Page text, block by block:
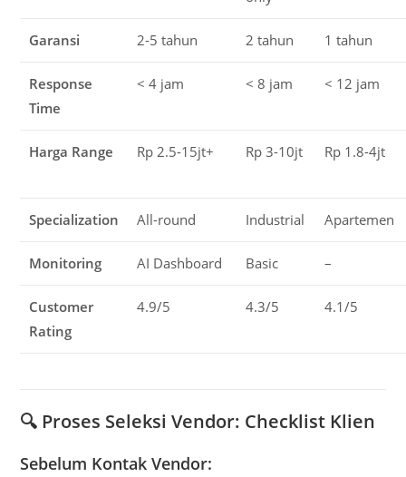
Garansi 2-5 tahun 2 tahun 1 tahun
Response
Time
< 4 jam < 8 jam < 12 jam
Harga Range Rp 2.5-15jt+ Rp 3-10jt Rp 1.8-4jt
Specialization All-round Industrial Apartemen
Monitoring AI Dashboard Basic –
Customer
Rating
4.9/5 4.3/5 4.1/5
🔍 Proses Seleksi Vendor: Checklist Klien
Sebelum Kontak Vendor: